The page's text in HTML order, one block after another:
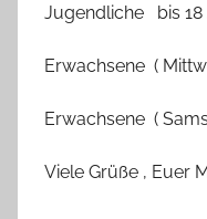
Jugendliche bis
Erwachsene (
Erwachsene (
Viele Grüße , Euer